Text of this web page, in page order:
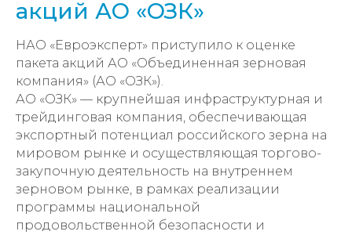
акций АО «ОЗК»
НАО «Евроэксперт» приступило к оценке
пакета акций АО «Объединенная зерновая
компания» (АО «ОЗК»).
АО «ОЗК» — крупнейшая инфраструктурная и
трейдинговая компания, обеспечивающая
экспортный потенциал российского зерна на
мировом рынке и осуществляющая торгово-
закупочную деятельность на внутреннем
зерновом рынке, в рамках реализации
программы национальной
продовольственной безопасности и